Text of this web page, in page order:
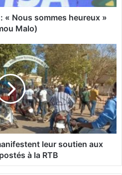
« Nous sommes heureux »
Malo)
leur soutien aux
à la RTB